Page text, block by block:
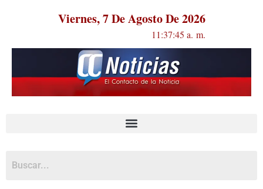
Viernes, 7 De Agosto De 2026
11:37:45 a. m.